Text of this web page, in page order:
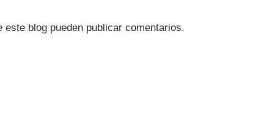
este blog pueden publicar comentarios.